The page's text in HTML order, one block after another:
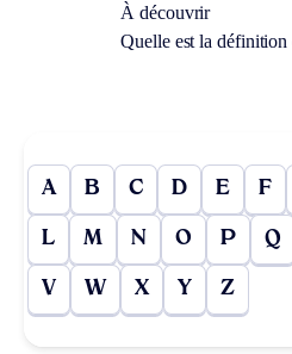
À découvrir
Quelle est la
A B C D E F
L M N O P Q
V W X Y Z